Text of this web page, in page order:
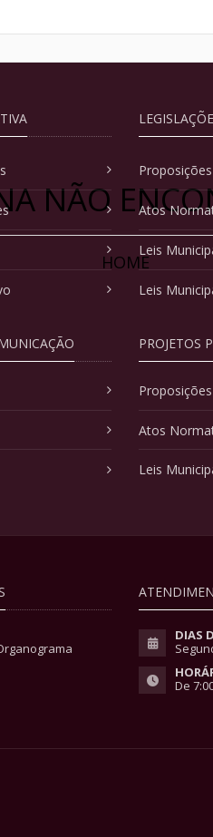
NÃO
HOME
Proposições
Atos
Leis
Leis
PROJETOS
Proposições
Atos
Leis
DIAS
De